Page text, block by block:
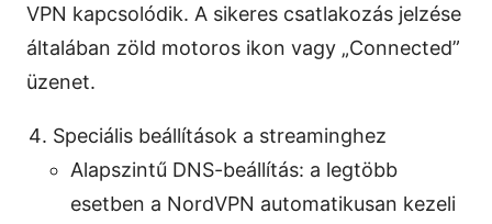
VPN kapcsolódik. A sikeres csatlakozás jelzése
általában zöld motoros ikon vagy „Connected”
üzenet.
Speciális beállítások a streaminghez
Alapszintű DNS-beállítás: a legtöbb
esetben a NordVPN automatikusan kezeli